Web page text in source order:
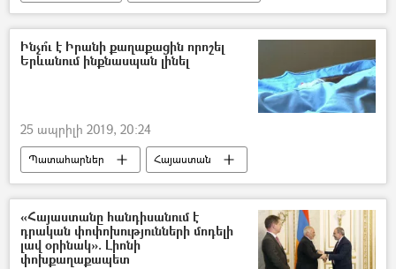
Sputnik Արմենիան` արևմտահայերենով
Ինչո՞ւ է Իրանի քաղաքացին որոշել
Երևանում ինքնասպան լինել
25 ապրիլի 2019, 20:24
Պատահարներ
Հայաստան
ինքնասպանություն
Վթար, պատահար, սպանություն, գողություն
«Հայաստանը հանդիսանում է
դրական փոփոխությունների մոդելի
լավ օրինակ». Լիոնի
փոխքաղաքապետ